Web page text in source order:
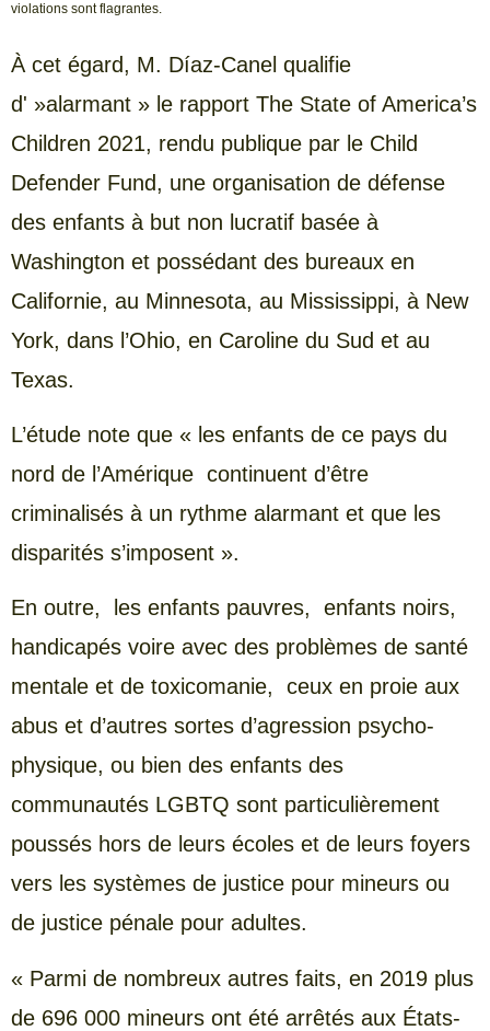
violations sont flagrantes.
À cet égard, M. Díaz-Canel qualifie
d' »alarmant » le rapport The State of America’s
Children 2021, rendu publique par le Child
Defender Fund, une organisation de défense
des enfants à but non lucratif basée à
Washington et possédant des bureaux en
Californie, au Minnesota, au Mississippi, à New
York, dans l’Ohio, en Caroline du Sud et au
Texas.
L’étude note que « les enfants de ce pays du
nord de l’Amérique continuent d’être
criminalisés à un rythme alarmant et que les
disparités s’imposent ».
En outre, les enfants pauvres, enfants noirs,
handicapés voire avec des problèmes de santé
mentale et de toxicomanie, ceux en proie aux
abus et d’autres sortes d’agression psycho-
physique, ou bien des enfants des
communautés LGBTQ sont particulièrement
poussés hors de leurs écoles et de leurs foyers
vers les systèmes de justice pour mineurs ou
de justice pénale pour adultes.
« Parmi de nombreux autres faits, en 2019 plus
de 696 000 mineurs ont été arrêtés aux États-